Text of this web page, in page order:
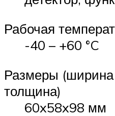
Рабочая
-40 – +60 °C
Размеры
толщина)
60x58x98 мм